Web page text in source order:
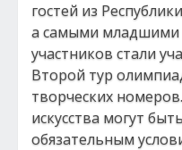
гостей из
а самыми младшими
участников стали
Второй тур
творческих
искусства могут
обязательным